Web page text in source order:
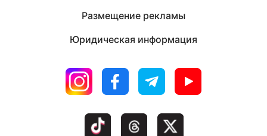
Размещение рекламы
Юридическая информация